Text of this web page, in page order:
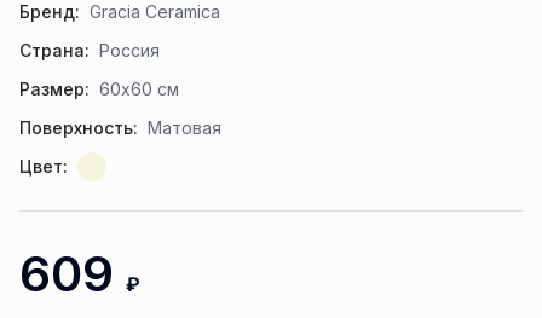
Бренд: Gracia Ceramica
Страна: Россия
Размер: 60x60 см
Поверхность: Матовая
Цвет:
609 ₽